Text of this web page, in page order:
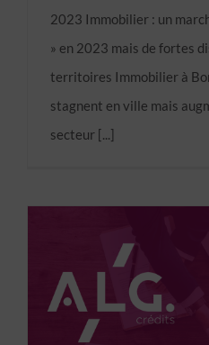
2023 Immobilier : un
» en 2023 mais de fortes
territoires Immobilier à
stagnent en ville mais
secteur [...]